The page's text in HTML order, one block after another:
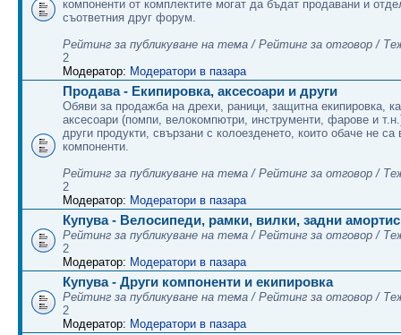
компоненти от комплектите могат да бъдат продавани и
съответния друг форум.
Рейтинг за публикуване на тема / Рейтинг за отговор /
2
Модератор: Модератори в пазара
Продава - Екипировка, аксесоари и други
Обяви за продажба на дрехи, раници, защитна екипировка,
аксесоари (помпи, велокомпютри, инструменти, фарове и
други продукти, свързани с колоезденето, които обаче не са
компоненти.
Рейтинг за публикуване на тема / Рейтинг за отговор /
2
Модератор: Модератори в пазара
Купува - Велосипеди, рамки, вилки, задни
Рейтинг за публикуване на тема / Рейтинг за отговор /
2
Модератор: Модератори в пазара
Купува - Други компоненти и екипировка
Рейтинг за публикуване на тема / Рейтинг за отговор /
2
Модератор: Модератори в пазара